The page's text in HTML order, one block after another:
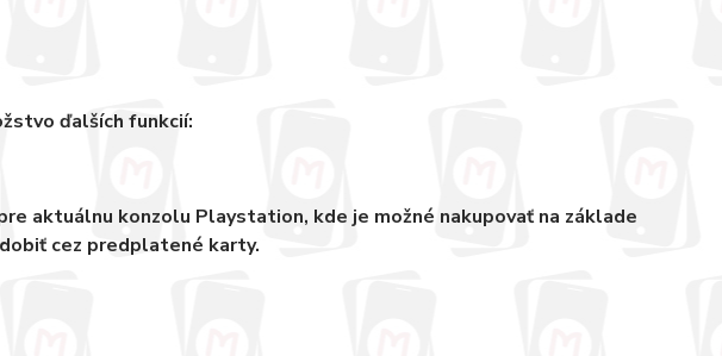
ďalších funkcií:
aktuálnu konzolu Playstation, kde je možné nakupovať na základe
cez predplatené karty.